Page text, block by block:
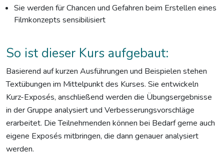
Sie werden für Chancen und Gefahren beim Erstellen eines
Filmkonzepts sensibilisiert
So ist dieser Kurs aufgebaut:
Basierend auf kurzen Ausführungen und Beispielen stehen
Textübungen im Mittelpunkt des Kurses. Sie entwickeln
Kurz-Exposés, anschließend werden die Übungsergebnisse
in der Gruppe analysiert und Verbesserungsvorschläge
erarbeitet. Die Teilnehmenden können bei Bedarf gerne auch
eigene Exposés mitbringen, die dann genauer analysiert
werden.